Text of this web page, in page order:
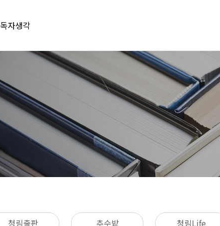
독자생각
청림출판 추수밭 청림Life